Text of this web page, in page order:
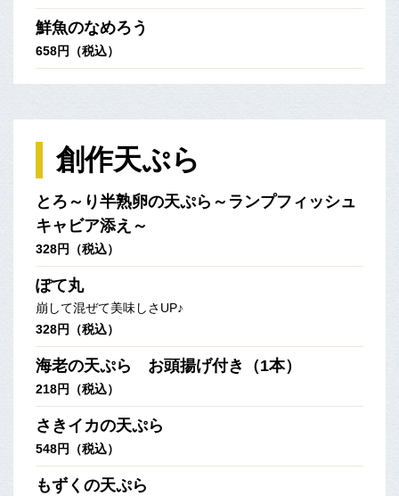
鮮魚のなめろう
658円（税込）
創作天ぷら
とろ～り半熟卵の天ぷら～ランプフィッシュ
キャビア添え～
328円（税込）
ぽて丸
崩して混ぜて美味しさUP♪
328円（税込）
海老の天ぷら お頭揚げ付き（1本）
218円（税込）
さきイカの天ぷら
548円（税込）
もずくの天ぷら